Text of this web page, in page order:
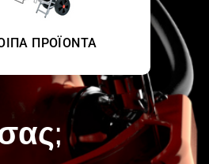
ΠΡΟΪΟΝΤΑ